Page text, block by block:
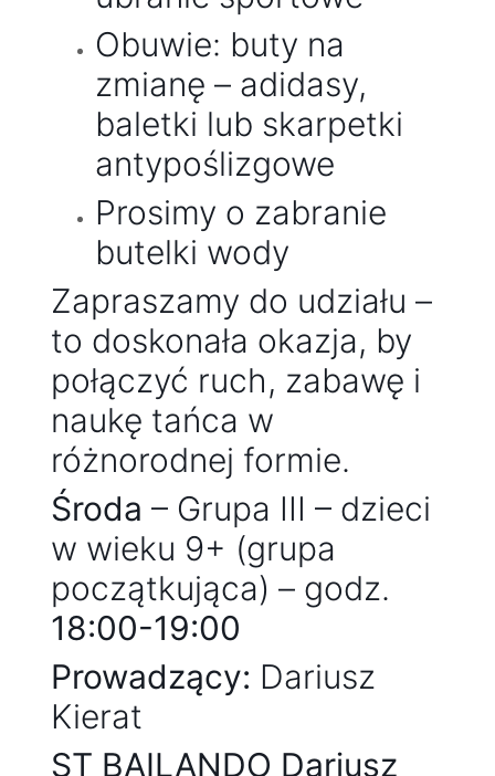
Obuwie: buty na
zmianę – adidasy,
baletki lub skarpetki
antypoślizgowe
Prosimy o zabranie
butelki wody
Zapraszamy do udziału –
to doskonała okazja, by
połączyć ruch, zabawę i
naukę tańca w
różnorodnej formie.
Środa – Grupa III – dzieci
w wieku 9+ (grupa
początkująca) – godz.
18:00-19:00
Prowadzący: Dariusz
Kierat
ST BAILANDO Dariusz